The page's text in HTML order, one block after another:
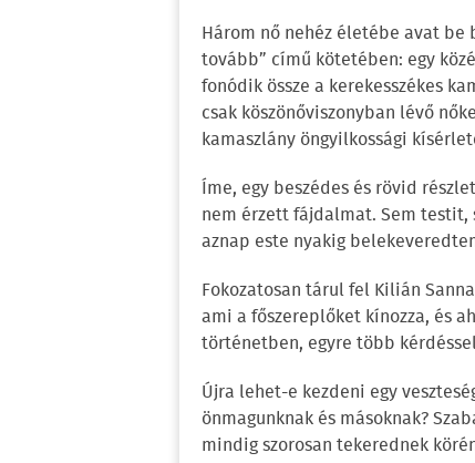
Három nő nehéz életébe avat
tovább” című kötetében: egy
fonódik össze a kerekesszékes
csak köszönőviszonyban lévő
kamaszlány öngyilkossági
Íme, egy beszédes és rövid
nem érzett fájdalmat. Sem
aznap este nyakig
Fokozatosan tárul fel Kilián
ami a főszereplőket kínozza, és
történetben, egyre több
Újra lehet-e kezdeni egy
önmagunknak és másoknak?
mindig szorosan tekerednek